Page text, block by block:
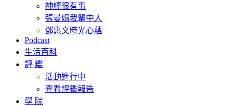
神經很有事
張曼娟我輩中人
鄧惠文時光心蘊
Podcast
生活百科
評 鑑
活動進行中
查看評鑑報告
學 院